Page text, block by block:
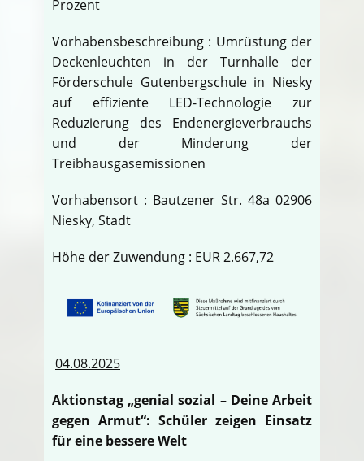
Prozent
Vorhabensbeschreibung : Umrüstung der
Deckenleuchten in der Turnhalle der
Förderschule Gutenbergschule in Niesky
auf effiziente LED-Technologie zur
Reduzierung des Endenergieverbrauchs
und der Minderung der
Treibhausgasemissionen
Vorhabensort : Bautzener Str. 48a 02906
Niesky, Stadt
Höhe der Zuwendung : EUR 2.667,72
04.08.2025
Aktionstag „genial sozial – Deine Arbeit
gegen Armut“: Schüler zeigen Einsatz
für eine bessere Welt